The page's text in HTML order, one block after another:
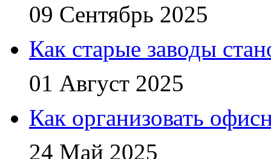
09 Сентябрь 2025
Как старые заводы
01 Август 2025
Как организовать
24 Май 2025